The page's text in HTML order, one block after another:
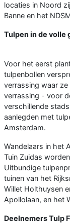
locaties in Noord
Banne en het
Tulpen in de volle
Voor het eerst
tulpenbollen
verrassing waar
verrassing - voor
verschillende
aanlegden met
Amsterdam.
Wandelaars in het
Tuin Zuidas
Uitbundige
tuinen van het
Willet Holthuysen
Apollolaan, en het
Deelnemers Tulp